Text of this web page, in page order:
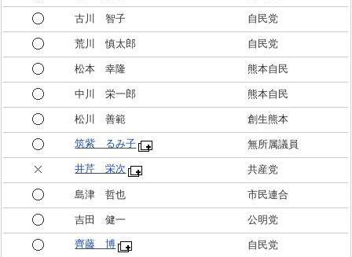
古川 智子 自民党
荒川 慎太郎 自民党
松本 幸隆 熊本自民
中川 栄一郎 熊本自民
松川 善範 創生熊本
筑紫 るみ子 無所属議員
井芹 栄次 共産党
島津 哲也 市民連合
吉田 健一 公明党
齊藤 博 自民党